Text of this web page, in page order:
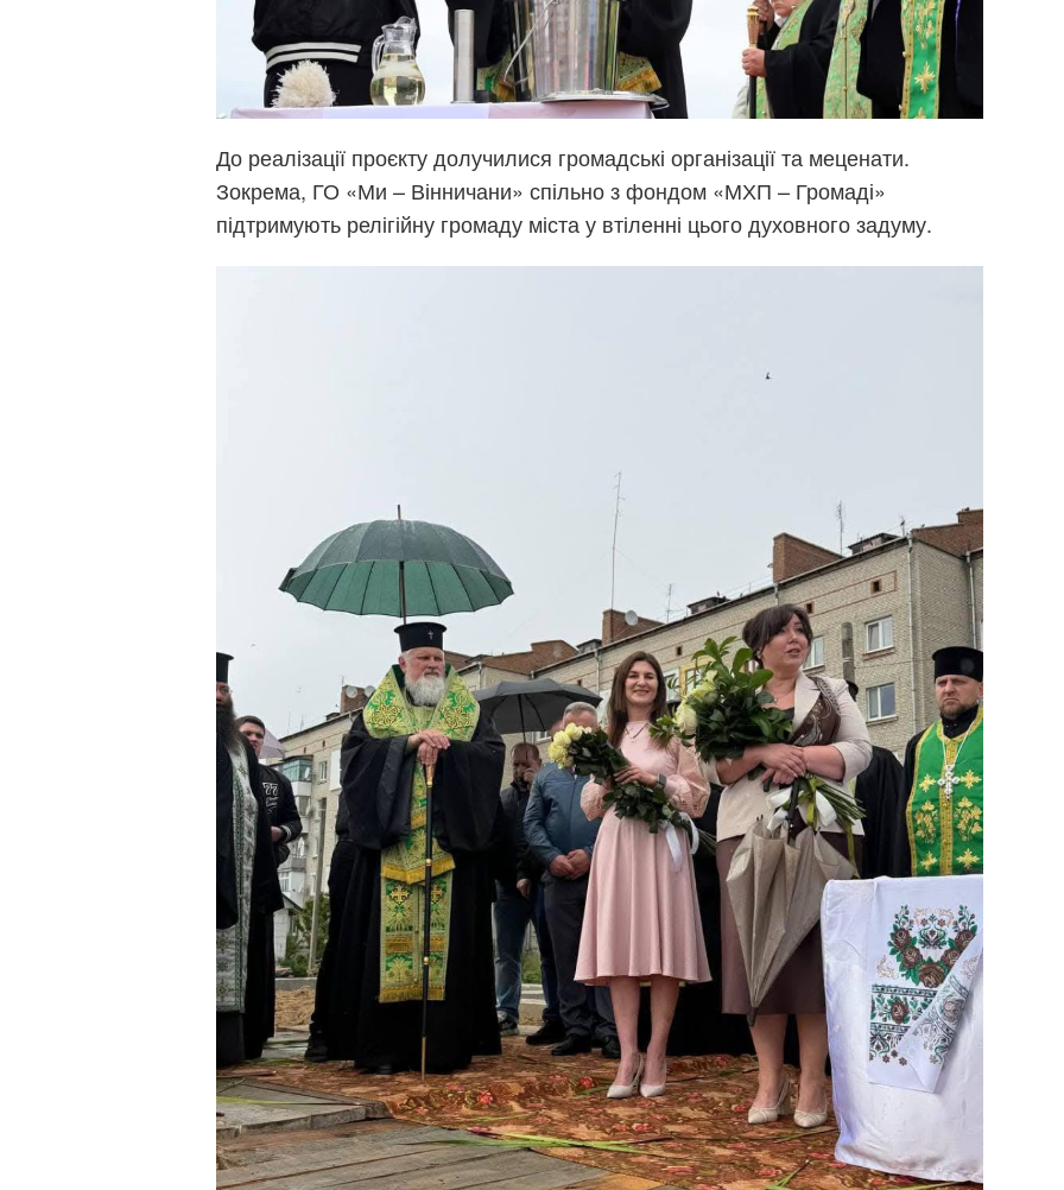
До реалізації проєкту долучилися громадські організації та меценати.
Зокрема, ГО «Ми – Вінничани» спільно з фондом «МХП – Громаді»
підтримують релігійну громаду міста у втіленні цього духовного задуму.